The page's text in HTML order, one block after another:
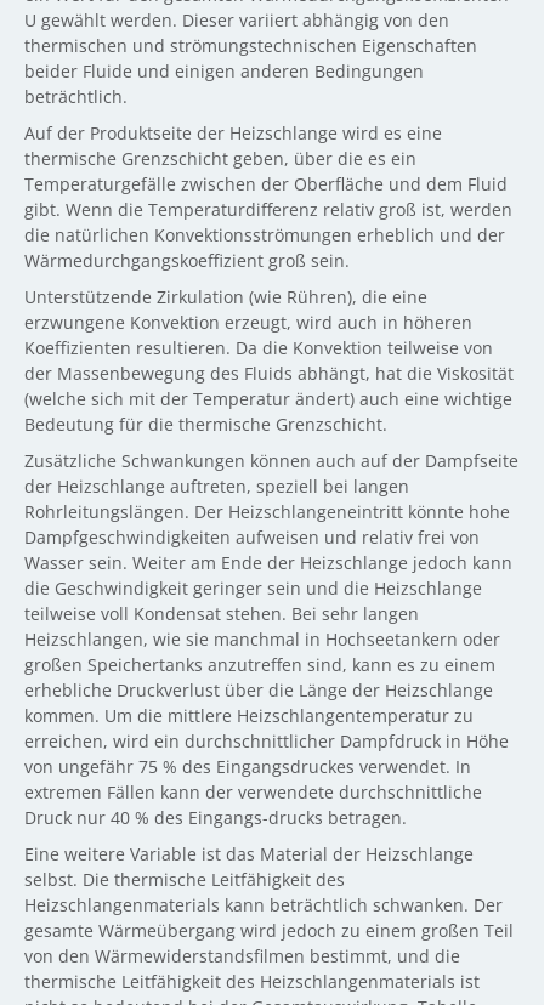
U gewählt werden. Dieser variiert abhängig von den
thermischen und strömungstechnischen Eigenschaften
beider Fluide und einigen anderen Bedingungen
beträchtlich.
Auf der Produktseite der Heizschlange wird es eine
thermische Grenzschicht geben, über die es ein
Temperaturgefälle zwischen der Oberfläche und dem Fluid
gibt. Wenn die Temperaturdifferenz relativ groß ist, werden
die natürlichen Konvektionsströmungen erheblich und der
Wärmedurchgangskoeffizient groß sein.
Unterstützende Zirkulation (wie Rühren), die eine
erzwungene Konvektion erzeugt, wird auch in höheren
Koeffizienten resultieren. Da die Konvektion teilweise von
der Massenbewegung des Fluids abhängt, hat die Viskosität
(welche sich mit der Temperatur ändert) auch eine wichtige
Bedeutung für die thermische Grenzschicht.
Zusätzliche Schwankungen können auch auf der Dampfseite
der Heizschlange auftreten, speziell bei langen
Rohrleitungslängen. Der Heizschlangeneintritt könnte hohe
Dampfgeschwindigkeiten aufweisen und relativ frei von
Wasser sein. Weiter am Ende der Heizschlange jedoch kann
die Geschwindigkeit geringer sein und die Heizschlange
teilweise voll Kondensat stehen. Bei sehr langen
Heizschlangen, wie sie manchmal in Hochseetankern oder
großen Speichertanks anzutreffen sind, kann es zu einem
erhebliche Druckverlust über die Länge der Heizschlange
kommen. Um die mittlere Heizschlangentemperatur zu
erreichen, wird ein durchschnittlicher Dampfdruck in Höhe
von ungefähr 75 % des Eingangsdruckes verwendet. In
extremen Fällen kann der verwendete durchschnittliche
Druck nur 40 % des Eingangs-drucks betragen.
Eine weitere Variable ist das Material der Heizschlange
selbst. Die thermische Leitfähigkeit des
Heizschlangenmaterials kann beträchtlich schwanken. Der
gesamte Wärmeübergang wird jedoch zu einem großen Teil
von den Wärmewiderstandsfilmen bestimmt, und die
thermische Leitfähigkeit des Heizschlangenmaterials ist